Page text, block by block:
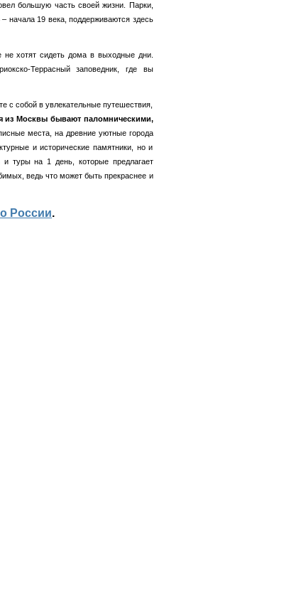
большую часть своей жизни. Парки,
начала 19 века, поддерживаются здесь
хотят сидеть дома в выходные дни.
Террасный заповедник, где вы
с собой в увлекательные путешествия,
из Москвы бывают паломническими,
места, на древние уютные города
и исторические памятники, но и
туры на 1 день, которые предлагает
ведь что может быть прекраснее и
России.